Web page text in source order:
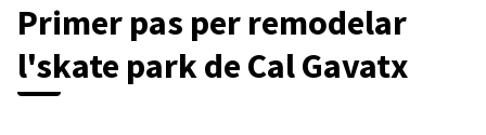
Primer pas per remodelar
l'skate park de Cal Gavatx